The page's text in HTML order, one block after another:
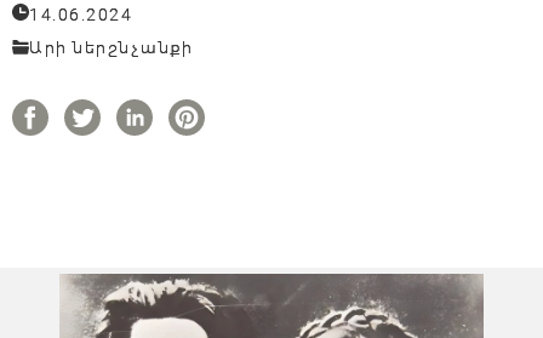
14.06.2024
Արի ներշնչանքի